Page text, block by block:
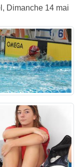
Dimanche 14 mai